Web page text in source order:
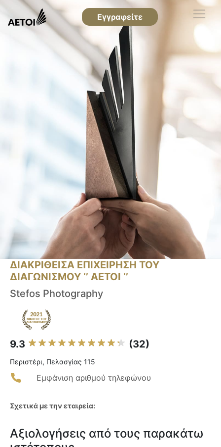
Εγγραφείτε
ΔΙΑΚΡΙΘΕΙΣΑ ΕΠΙΧΕΙΡΗΣΗ ΤΟΥ
ΔΙΑΓΩΝΙΣΜΟΥ ‘’ ΑΕΤΟΙ ‘’
Stefos Photography
9.3 (32)
Περιστέρι, Πελασγίας 115
Εμφάνιση αριθμού τηλεφώνου
Σχετικά με την εταιρεία:
Αξιολογήσεις από τους παρακάτω